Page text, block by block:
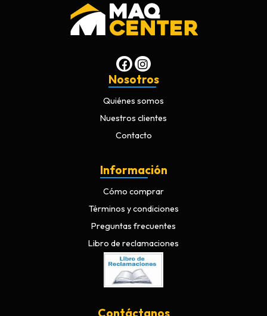
Nosotros
Quiénes somos
Nuestros clientes
Contacto
Información
Cómo comprar
Términos y condiciones
Preguntas frecuentes
Libro de reclamaciones